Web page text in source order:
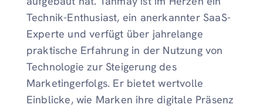
Technik-Enthusiast, ein anerkannter SaaS-
Experte und verfügt über jahrelange
praktische Erfahrung in der Nutzung von
Technologie zur Steigerung des
Marketingerfolgs. Er bietet wertvolle
Einblicke, wie Marken ihre digitale Präsenz